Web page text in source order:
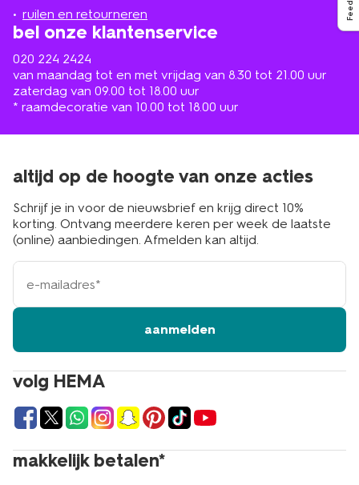
ruilen en retourneren
bel onze klantenservice
020 224 2424
van maandag tot en met vrijdag van 8.30 tot 21.00 uur
zaterdag van 09.00 tot 18.00 uur
* raamdecoratie van 10.00 tot 18.00 uur
buurt
volg HEMA
makkelijk betalen*
altijd op de hoogte van onze acties
Schrijf je in voor de nieuwsbrief en krijg direct 10%
korting. Ontvang meerdere keren per week de laatste
(online) aanbiedingen. Afmelden kan altijd.
e-
mailadres
aanmelden